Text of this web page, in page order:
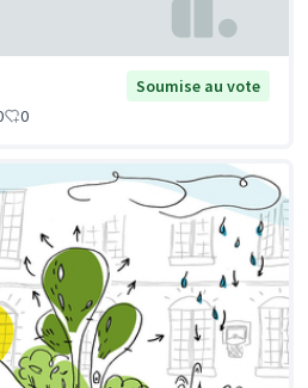
Soumise au vote
0